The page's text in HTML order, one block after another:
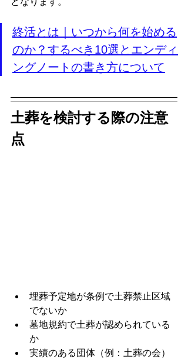
終活とは｜いつから何を始める
のか？するべき10選とエンディ
ングノートの書き方について
土葬を検討する際の注意
点
埋葬予定地が条例で土葬禁止区域
でないか
墓地規約で土葬が認められている
か
実績のある団体（例：土葬の会）